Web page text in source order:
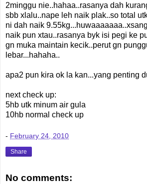
2minggu nie..hahaa..rasanya dah
sbb xlalu..nape leh naik plak..so total
ni dah naik
naik pun xtau..rasanya byk isi pegi ke
gn muka maintain kecik..perut gn
lebar...hahaha..
apa2 pun kira ok la kan...yang penting
next check up:
5hb utk minum air gula
10hb normal check up
- February 24, 2010
Share
No comments: